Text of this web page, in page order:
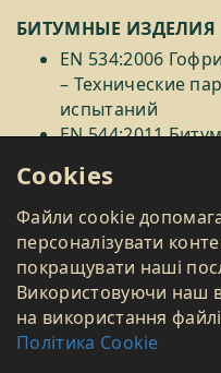
БИТУМНЫЕ ИЗДЕЛИЯ
EN 534:2006
– Технические
испытаний
EN 544:2011
армированными
Технические
EN 12273: 2008
"сларри сел"
Требования
EN 12591: 2009
Cookies
Файли cookie
персоналізувати
покращувати наші
Використовуючи наш
на використання
Політика Cookie